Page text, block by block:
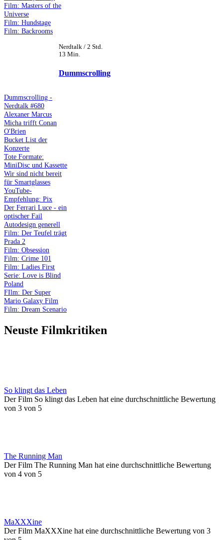
Film: Masters of the
Universe
Film: Hundstage
Film: Backrooms
Nerdtalk / 2 Std.
13 Min.
Dummscrolling
Dummscrolling -
Nerdtalk #680
Alexaner Marcus
Micha trifft Conan
O'Brien
Bucket List der
Konzerte
Tote Formate:
MiniDisc und Kassette
Wir sind nicht bereit
für Smartglasses
YouTube-
Empfehlung: Pix
Der Ferrari Luce - ein
optischer Fail
Autodesign generell
Film: Der Teufel trägt
Prada 2
Film: Obsession
Film: Crime 101
Film: Ladies First
Serie: Love is Blind
Poland
FIlm: Der Super
Mario Galaxy Film
Film: Dream Scenario
Neuste Filmkritiken
So klingt das Leben
Der Film So klingt das Leben hat eine durchschnittliche Bewertung
von 3 von 5
The Running Man
Der Film The Running Man hat eine durchschnittliche Bewertung
von 4 von 5
MaXXXine
Der Film MaXXXine hat eine durchschnittliche Bewertung von 3